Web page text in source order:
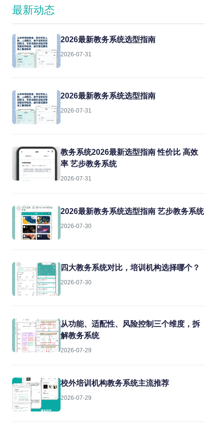
最新动态
2026最新教务系统选型指南
2026-07-31
2026最新教务系统选型指南
2026-07-31
教务系统2026最新选型指南 性价比 高效
率 艺步教务系统
2026-07-31
2026最新教务系统选型指南 艺步教务系统
2026-07-30
四大教务系统对比，培训机构选择哪个？
2026-07-30
从功能、适配性、风险控制三个维度，拆
解教务系统
2026-07-29
校外培训机构教务系统主流推荐
2026-07-29